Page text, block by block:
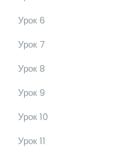
Урок 6
Урок 7
Урок 8
Урок 9
Урок 10
Урок 11